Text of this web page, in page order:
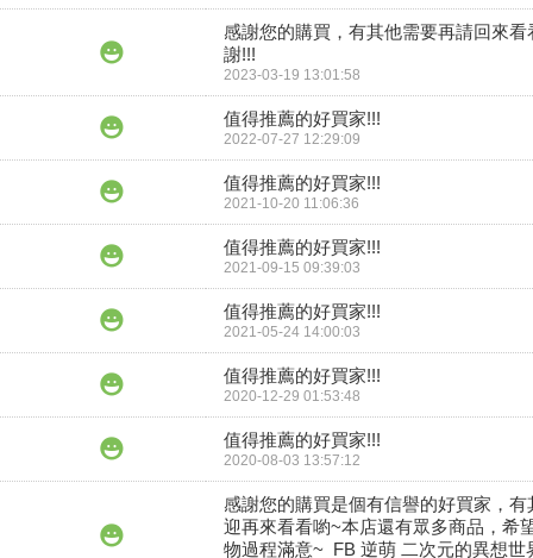
感謝您的購買，有其他需要再請回來看
謝!!!
2023-03-19 13:01:58
值得推薦的好買家!!!
2022-07-27 12:29:09
值得推薦的好買家!!!
2021-10-20 11:06:36
值得推薦的好買家!!!
2021-09-15 09:39:03
值得推薦的好買家!!!
2021-05-24 14:00:03
值得推薦的好買家!!!
2020-12-29 01:53:48
值得推薦的好買家!!!
2020-08-03 13:57:12
感謝您的購買是個有信譽的好買家，有
迎再來看看喲~本店還有眾多商品，希